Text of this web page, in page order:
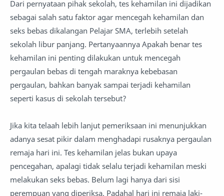
Dari pernyataan pihak sekolah, tes kehamilan ini dijadikan
sebagai salah satu faktor agar mencegah kehamilan dan
seks bebas dikalangan Pelajar SMA, terlebih setelah
sekolah libur panjang. Pertanyaannya Apakah benar tes
kehamilan ini penting dilakukan untuk mencegah
pergaulan bebas di tengah maraknya kebebasan
pergaulan, bahkan banyak sampai terjadi kehamilan
seperti kasus di sekolah tersebut?
Jika kita telaah lebih lanjut pemeriksaan ini menunjukkan
adanya sesat pikir dalam menghadapi rusaknya pergaulan
remaja hari ini. Tes kehamilan jelas bukan upaya
pencegahan, apalagi tidak selalu terjadi kehamilan meski
melakukan seks bebas. Belum lagi hanya dari sisi
perempuan yang diperiksa. Padahal hari ini remaja laki-